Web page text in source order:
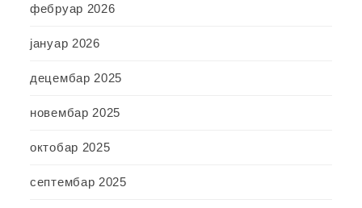
фебруар 2026
јануар 2026
децембар 2025
новембар 2025
октобар 2025
септембар 2025